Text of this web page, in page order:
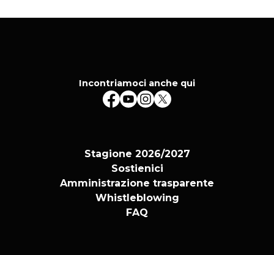
Incontriamoci anche qui
Stagione 2026/2027
Sostienici
Amministrazione trasparente
Whistleblowing
FAQ